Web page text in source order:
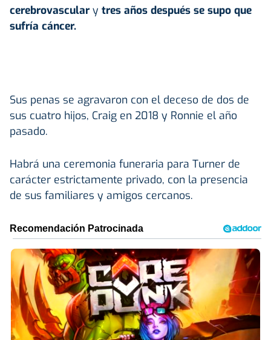
cerebrovascular y tres años después se supo que
sufría cáncer.
Sus penas se agravaron con el deceso de dos de
sus cuatro hijos, Craig en 2018 y Ronnie el año
pasado.
Habrá una ceremonia funeraria para Turner de
carácter estrictamente privado, con la presencia
de sus familiares y amigos cercanos.